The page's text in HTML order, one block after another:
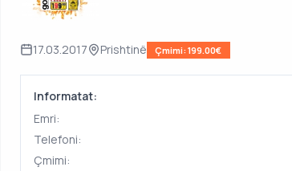
17.03.2017 Prishtinë Çmimi: 199.00€
Informatat:
Emri:
Telefoni:
Çmimi: